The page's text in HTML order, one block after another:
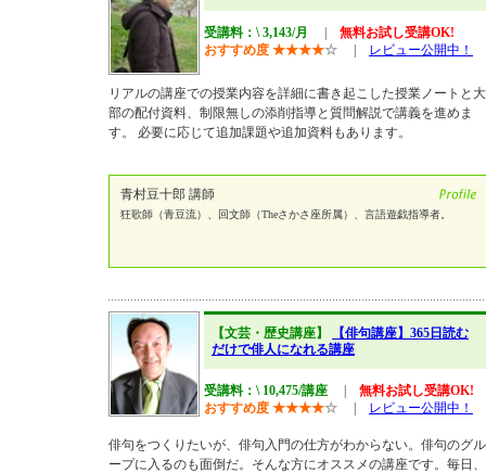
受講料：\ 3,143/月
無料お試し受講OK!
おすすめ度 ★★★★☆ レビュー公開中！
リアルの講座での授業内容を詳細に書き起こした授業ノートと大
部の配付資料、制限無しの添削指導と質問解説で講義を進めま
す。 必要に応じて追加課題や追加資料もあります。
青村豆十郎 講師
狂歌師（青豆流）、回文師（Theさかさ座所属）、言語遊戯指導者。
【文芸・歴史講座】
【俳句講座】365日読む
だけで俳人になれる講座
受講料：\ 10,475/講座
無料お試し受講OK!
おすすめ度 ★★★★☆ レビュー公開中！
俳句をつくりたいが、俳句入門の仕方がわからない。俳句のグル
ープに入るのも面倒だ。そんな方にオススメの講座です。毎日、